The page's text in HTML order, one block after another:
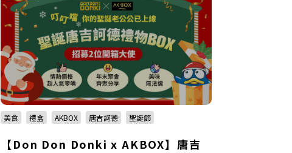
美食 禮盒 AKBOX 唐吉訶德 聖誕節
【Don Don Donki x AKBOX】唐吉